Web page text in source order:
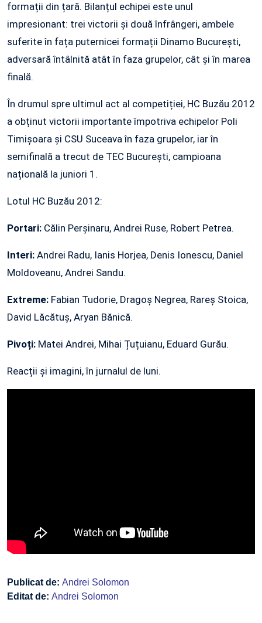
formații din țară. Bilanțul echipei este unul
impresionant: trei victorii și două înfrângeri, ambele
suferite în fața puternicei formații Dinamo București,
adversară întâlnită atât în faza grupelor, cât și în marea
finală.
În drumul spre ultimul act al competiției, HC Buzău 2012
a obținut victorii importante împotriva echipelor Poli
Timișoara și CSU Suceava în faza grupelor, iar în
semifinală a trecut de TEC București, campioana
națională la juniori 1.
Lotul HC Buzău 2012:
Portari: Călin Perșinaru, Andrei Ruse, Robert Petrea.
Interi: Andrei Radu, Ianis Horjea, Denis Ionescu, Daniel
Moldoveanu, Andrei Sandu.
Extreme: Fabian Tudorie, Dragoș Negrea, Rareș Stoica,
David Lăcătuș, Aryan Bănică.
Pivoți: Matei Andrei, Mihai Țuțuianu, Eduard Gurău.
Reacții și imagini, în jurnalul de luni.
Publicat de: Andrei Solomon
Editat de: Andrei Solomon